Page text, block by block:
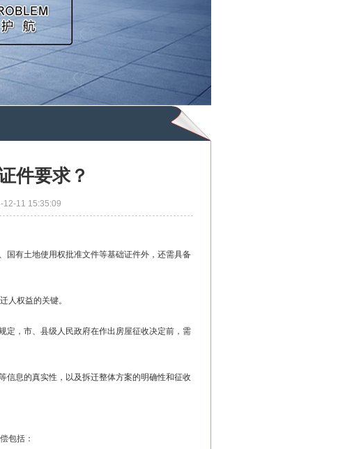
件要求？
12-11 15:35:09
有土地使用权批准文件等基础证件外，还需具备
权益的关键。
，市、县级人民政府在作出房屋征收决定前，需
息的真实性，以及拆迁整体方案的明确性和征收
包括：